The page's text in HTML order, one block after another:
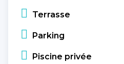
Terrasse
Parking
Piscine privée